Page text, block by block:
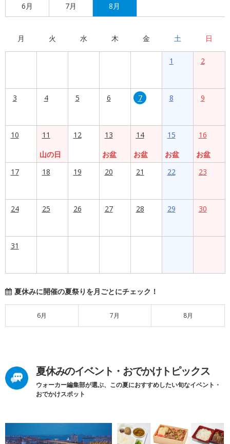
6月 7月 8月
月 火 水 木 金 土 日
1 2
3 4 5 6 7 8 9
10
11
山の日
12
13
お盆
14
お盆
15
お盆
16
お盆
17
18 19 20 21 22 23
24 25 26 27 28 29 30
31
夏休みに開催の夏祭りを月ごとにチェック！
6月 7月 8月
夏休みのイベント・おでかけトピックス
ウォーカー編集部が選ぶ、この夏におすすめしたい旬なイベント・
おでかけスポット